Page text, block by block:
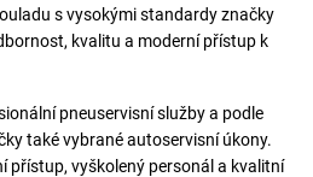
s vysokými standardy značky
kvalitu a moderní přístup k
pneuservisní služby a podle
také vybrané autoservisní úkony.
přístup, vyškolený personál a kvalitní